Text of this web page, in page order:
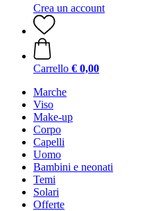
Crea un account
Carrello € 0,00
Marche
Viso
Make-up
Corpo
Capelli
Uomo
Bambini e neonati
Temi
Solari
Offerte